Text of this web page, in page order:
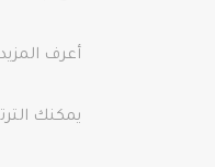
أعرف
يمكنك